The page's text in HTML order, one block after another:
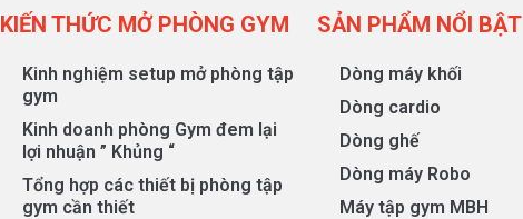
KIẾN THỨC MỞ PHÒNG GYM
Kinh nghiệm setup mở phòng tập
gym
Kinh doanh phòng Gym đem lại
lợi nhuận ” Khủng “
Tổng hợp các thiết bị phòng tập
gym cần thiết
SẢN PHẨM NỔI BẬT
Dòng máy khối
Dòng cardio
Dòng ghế
Dòng máy Robo
Máy tập gym MBH